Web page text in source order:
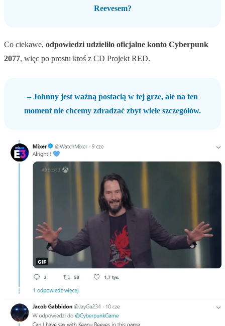
Reevesem?
Co ciekawe, odpowiedzi udzieliło oficjalne konto Cyberpunk
2077, więc po prostu ktoś z CD Projekt RED.
– Johnny jest ważną postacią w tej grze, ale na ten
moment nie chcemy zdradzać zbyt wiele szczegółów.